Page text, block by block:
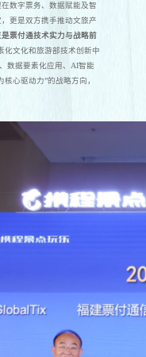
数字票务、数据赋能及智
更是双方携手推动文旅产
是票付通技术实力与战略前
化文化和旅游部技术创新中
数据要素化应用、AI智能
心驱动力”的战略方向，